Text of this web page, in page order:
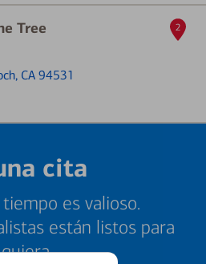
Tree
CA 94531
2
cita
es valioso.
están listos para